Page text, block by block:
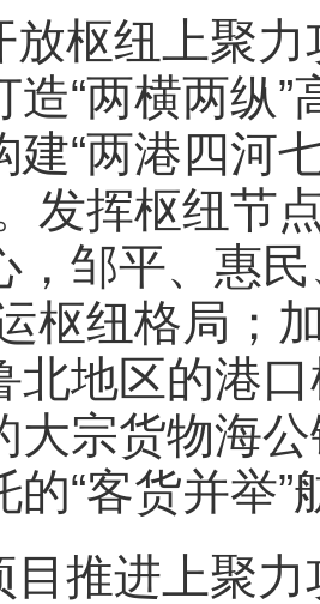
放枢纽上聚
造“两横两纵”
建“两港四河
发挥枢纽节
，邹平、惠
枢纽格局；
北地区的港
大宗货物海
的“客货并举”
目推进上聚